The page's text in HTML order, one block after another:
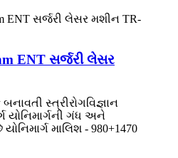
ENT સર્જરી લેસર